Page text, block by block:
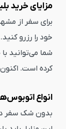
مزایای خرید
برای سفر از
خود را رزرو
شما می‌توانید
کرده است. اکنون
انواع
بدون شک سفر در